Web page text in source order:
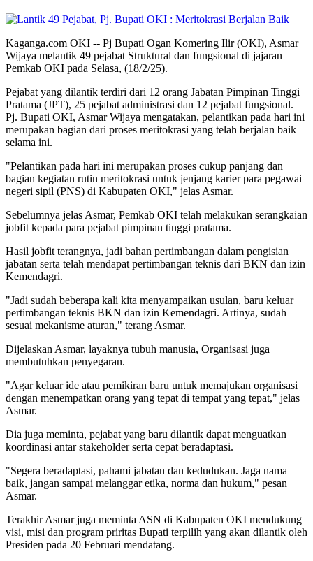
Kaganga.com OKI -- Pj Bupati Ogan Komering Ilir (OKI), Asmar
Wijaya melantik 49 pejabat Struktural dan fungsional di jajaran
Pemkab OKI pada Selasa, (18/2/25).
Pejabat yang dilantik terdiri dari 12 orang Jabatan Pimpinan Tinggi
Pratama (JPT), 25 pejabat administrasi dan 12 pejabat fungsional.
Pj. Bupati OKI, Asmar Wijaya mengatakan, pelantikan pada hari ini
merupakan bagian dari proses meritokrasi yang telah berjalan baik
selama ini.
"Pelantikan pada hari ini merupakan proses cukup panjang dan
bagian kegiatan rutin meritokrasi untuk jenjang karier para pegawai
negeri sipil (PNS) di Kabupaten OKI," jelas Asmar.
Sebelumnya jelas Asmar, Pemkab OKI telah melakukan serangkaian
jobfit kepada para pejabat pimpinan tinggi pratama.
Hasil jobfit terangnya, jadi bahan pertimbangan dalam pengisian
jabatan serta telah mendapat pertimbangan teknis dari BKN dan izin
Kemendagri.
"Jadi sudah beberapa kali kita menyampaikan usulan, baru keluar
pertimbangan teknis BKN dan izin Kemendagri. Artinya, sudah
sesuai mekanisme aturan," terang Asmar.
Dijelaskan Asmar, layaknya tubuh manusia, Organisasi juga
membutuhkan penyegaran.
"Agar keluar ide atau pemikiran baru untuk memajukan organisasi
dengan menempatkan orang yang tepat di tempat yang tepat," jelas
Asmar.
Dia juga meminta, pejabat yang baru dilantik dapat menguatkan
koordinasi antar stakeholder serta cepat beradaptasi.
"Segera beradaptasi, pahami jabatan dan kedudukan. Jaga nama
baik, jangan sampai melanggar etika, norma dan hukum," pesan
Asmar.
Terakhir Asmar juga meminta ASN di Kabupaten OKI mendukung
visi, misi dan program priritas Bupati terpilih yang akan dilantik oleh
Presiden pada 20 Februari mendatang.